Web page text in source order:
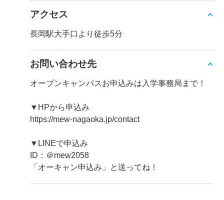
アクセス
長岡駅大手口より徒歩5分
お問い合わせ先
オープンキャンパスお申込みは入学事務局まで！
▼HPから申込み
https://mew-nagaoka.jp/contact
▼LINEで申込み
ID：＠mew2058
「オーキャン申込み」と送ってね！